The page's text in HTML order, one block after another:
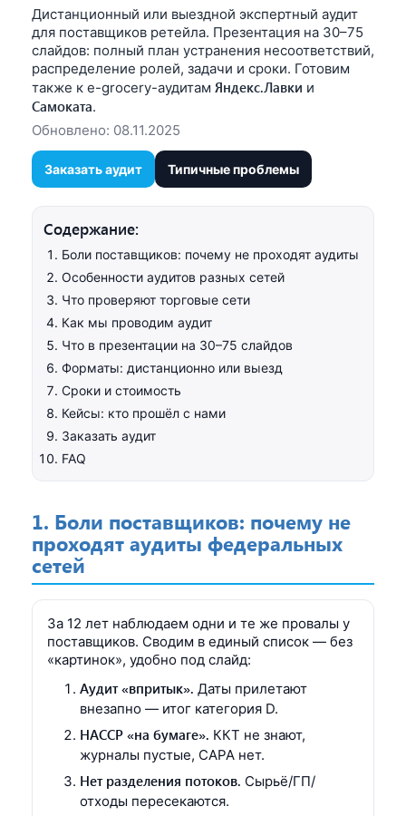
Дистанционный или выездной экспертный аудит
для поставщиков ретейла. Презентация на 30–75
слайдов: полный план устранения несоответствий,
распределение ролей, задачи и сроки. Готовим
также к e-grocery-аудитам Яндекс.Лавки и
Самоката.
Обновлено: 08.11.2025
Заказать аудит Типичные проблемы
Содержание:
Боли поставщиков: почему не проходят аудиты
Особенности аудитов разных сетей
Что проверяют торговые сети
Как мы проводим аудит
Что в презентации на 30–75 слайдов
Форматы: дистанционно или выезд
Сроки и стоимость
Кейсы: кто прошёл с нами
Заказать аудит
FAQ
1. Боли поставщиков: почему не
проходят аудиты федеральных
сетей
За 12 лет наблюдаем одни и те же провалы у
поставщиков. Сводим в единый список — без
«картинок», удобно под слайд:
Аудит «впритык». Даты прилетают
внезапно — итог категория D.
HACCP «на бумаге». ККТ не знают,
журналы пустые, CAPA нет.
Нет разделения потоков. Сырьё/ГП/
отходы пересекаются.